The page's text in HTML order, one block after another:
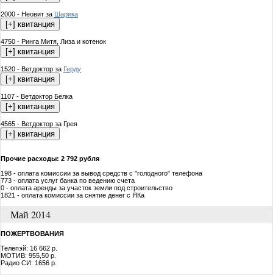
2000 - Неовит за Шарика
4750 - Ринга Митя, Лиза и котенок
1520 - Ветдоктор за Герду
1107 - Ветдоктор Белка
4565 - Ветдоктор за Грея
Прочие расходы: 2 792 рубля
198 - оплата комиссии за вывод средств с "голодного" телефона
773 - оплата услуг банка по ведению счета
0 - оплата аренды за участок земли под строительство
1821 - оплата комиссии за снятие денег с ЯКа
Май 2014
ПОЖЕРТВОВАНИЯ
Телепэй: 16 662 р.
МОТИВ: 955,50 р.
Радио СИ: 1656 р.